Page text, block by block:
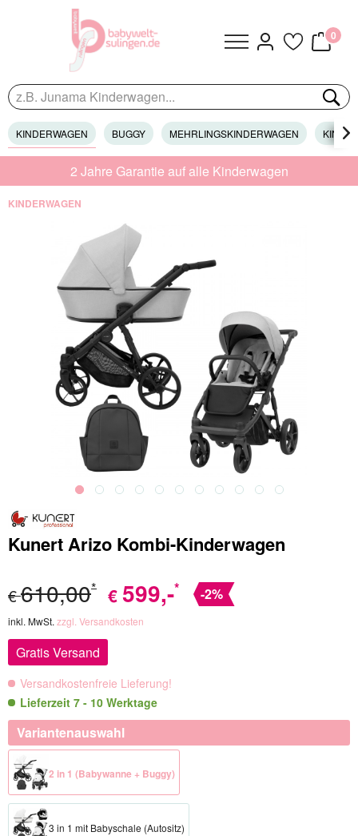
0
KINDERWAGEN BUGGY MEHRLINGSKINDERWAGEN 
2 Jahre Garantie auf alle Kinderwagen
KINDERWAGEN
Kunert Arizo Kombi-Kinderwagen
€610,00* € 599,-* -2%
inkl. MwSt. zzgl. Versandkosten
Gratis Versand
Versandkostenfreie Lieferung!
Lieferzeit 7 - 10 Werktage
Variantenauswahl
2 in 1 (Babywanne + Buggy)
3 in 1 mit Babyschale (Autositz)